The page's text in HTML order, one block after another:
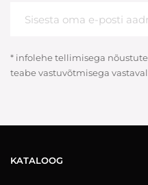
* infolehe tellimisega
teabe vastuvõtmisega
KATALOOG